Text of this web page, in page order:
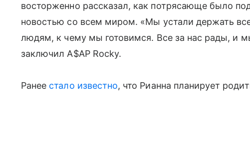
восторженно рассказал, как потрясающе было
новостью со всем миром. «Мы устали держать
людям, к чему мы готовимся. Все за нас рады, и
заключил A$AP Rocky.
Ранее стало известно, что Рианна планирует